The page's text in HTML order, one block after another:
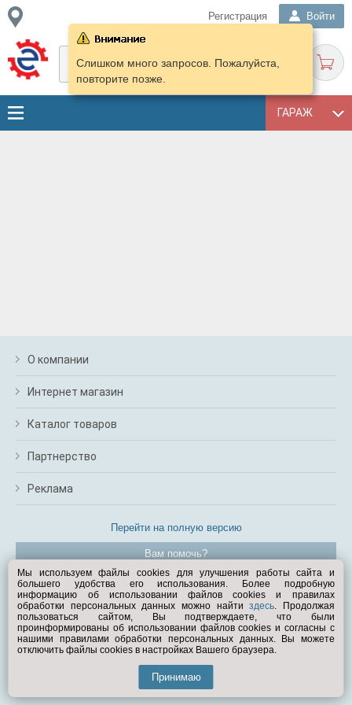
Регистрация Войти
ГАРАЖ
Слишком много запросов. Пожалуйста,
повторите позже.
О компании
Интернет магазин
Каталог товаров
Партнерство
Реклама
Перейти на полную версию
Вам помочь?
© Exist.ru 1998—2026
Мы используем файлы cookies для улучшения работы сайта и
большего удобства его использования. Более подробную
информацию об использовании файлов cookies и правилах
обработки персональных данных можно найтиздесь. Продолжая
пользоваться сайтом, Вы подтверждаете, что были
проинформированы об использовании файлов cookies и согласны с
нашими правилами обработки персональных данных. Вы можете
отключить файлы cookies в настройках Вашего браузера.
Принимаю